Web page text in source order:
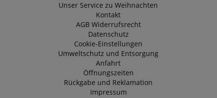
Unser Service zu Weihnachten
Kontakt
AGB Widerrufsrecht
Datenschutz
Cookie-Einstellungen
Umweltschutz und Entsorgung
Anfahrt
Öffnungszeiten
Rückgabe und Reklamation
Impressum